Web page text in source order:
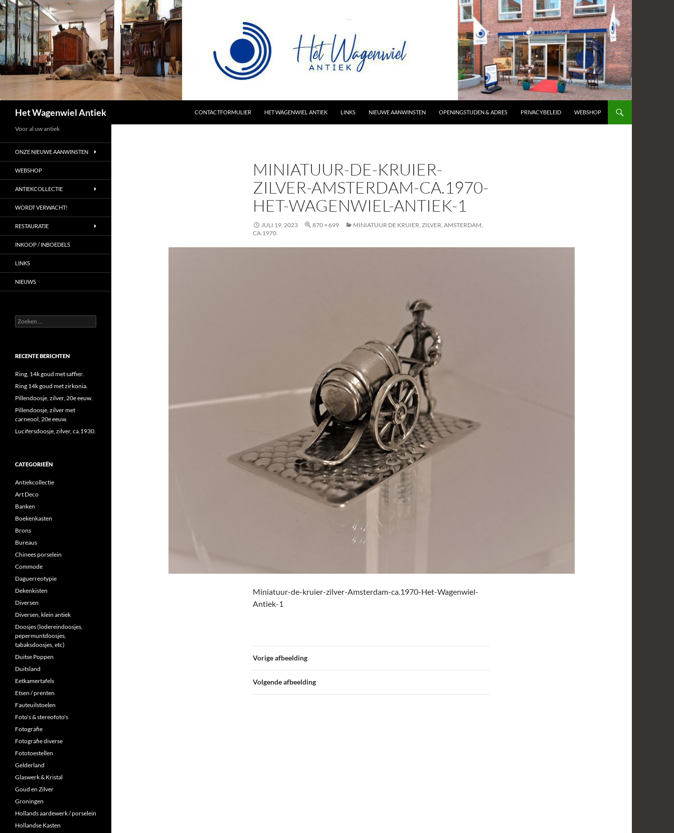
Het Wagenwiel Antiek
CONTACTFORMULIER
HET WAGENWIEL ANTIEK LINKS NIEUWE AANWINSTEN OPENINGSTIJDEN & ADRES PRIVACYBELEID WEBSHOP
MINIATUUR-DE-KRUIER-
ZILVER-AMSTERDAM-CA.1970-
HET-WAGENWIEL-ANTIEK-1
JULI 19, 2023 870 × 699
MINIATUUR DE KRUIER, ZILVER, AMSTERDAM,
CA.1970.
Miniatuur-de-kruier-zilver-Amsterdam-ca.1970-Het-Wagenwiel-
Antiek-1
Vorige afbeelding
Volgende afbeelding
Voor al uw antiek
ONZE NIEUWE AANWINSTEN
WEBSHOP
ANTIEKCOLLECTIE
WORDT VERWACHT!
RESTAURATIE
INKOOP / INBOEDELS
LINKS
NIEUWS
Zoeken
naar:
RECENTE BERICHTEN
Ring, 14k goud met saffier.
Ring 14k goud met zirkonia.
Pillendoosje, zilver, 20e eeuw.
Pillendoosje, zilver met
carneool, 20e eeuw.
Lucifersdoosje, zilver, ca.1930.
CATEGORIEËN
Antiekcollectie
Art Deco
Banken
Boekenkasten
Brons
Bureaus
Chinees porselein
Commode
Daguerreotypie
Dekenkisten
Diversen
Diversen, klein antiek
Doosjes (lodereindoosjes,
pepermuntdoosjes,
tabaksdoosjes, etc)
Duitse Poppen
Duitsland
Eetkamertafels
Etsen / prenten
Fauteuilstoelen
Foto's & stereofoto's
Fotografie
Fotografie diverse
Fototoestellen
Gelderland
Glaswerk & Kristal
Goud en Zilver
Groningen
Hollands aardewerk / porselein
Hollandse Kasten